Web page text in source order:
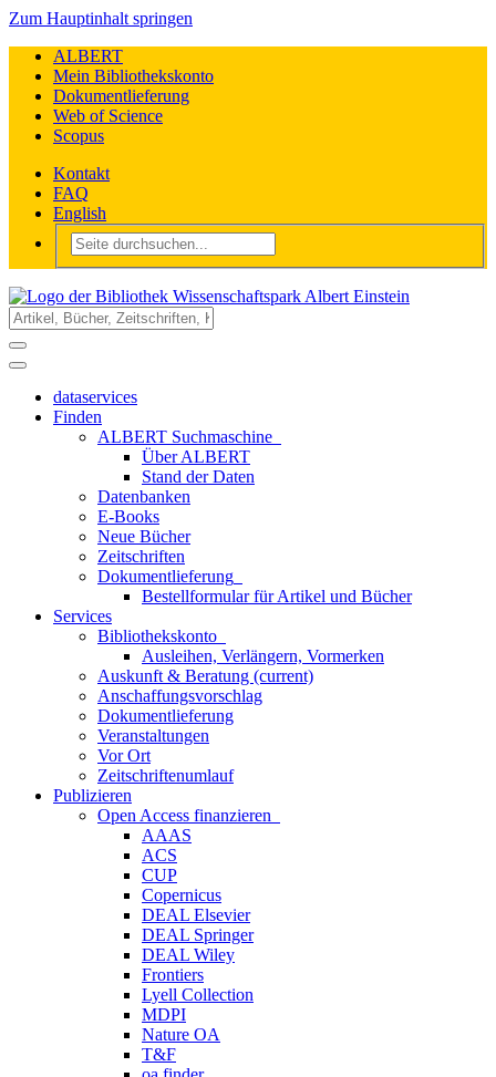
Zum Hauptinhalt springen
ALBERT
Mein Bibliothekskonto
Dokumentlieferung
Web of Science
Scopus
Kontakt
FAQ
English
dataservices
Finden
ALBERT Suchmaschine
Über ALBERT
Stand der Daten
Datenbanken
E-Books
Neue Bücher
Zeitschriften
Dokumentlieferung
Bestellformular für Artikel und Bücher
Services
Bibliothekskonto
Ausleihen, Verlängern, Vormerken
Auskunft & Beratung (current)
Anschaffungsvorschlag
Dokumentlieferung
Veranstaltungen
Vor Ort
Zeitschriftenumlauf
Publizieren
Open Access finanzieren
AAAS
ACS
CUP
Copernicus
DEAL Elsevier
DEAL Springer
DEAL Wiley
Frontiers
Lyell Collection
MDPI
Nature OA
T&F